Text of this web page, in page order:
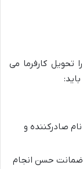
تحویل کارفرما می
صادرکننده و
ضمانت حسن انجام